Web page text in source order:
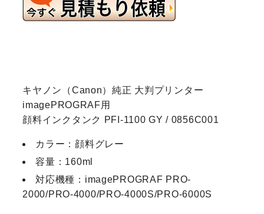
キヤノン（Canon）純正 大判プリンター
imagePROGRAF用
顔料インクタンク PFI-1100 GY / 0856C001
カラー：顔料グレー
容量：160ml
対応機種：imagePROGRAF PRO-
2000/PRO-4000/PRO-4000S/PRO-6000S